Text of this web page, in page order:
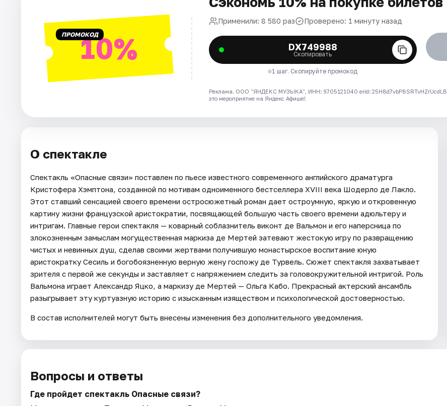
Артисты ПРОМОКОД10%
Применили: 8 580 раз Проверено: 1 минуту назад
DX749988
Скопировать
1 шаг. Скопируйте промокод
Реклама. ООО "ЯНДЕКС МУЗЫКА", ИНН: 9705121040 erid: 25H8d7vbP8SRTvHZrUcdLB
это мероприятие на Яндекс Афише!
О спектакле
Спектакль «Опасные связи» поставлен по пьесе известного современного английского драматурга
Кристофера Хэмптона, созданной по мотивам одноименного бестселлера XVIII века Шодерло де Лакло.
Этот ставший сенсацией своего времени остросюжетный роман дает остроумную, яркую и откровенную
картину жизни французской аристократии, посвящающей большую часть своего времени адюльтеру и
интригам. Главные герои спектакля — коварный соблазнитель виконт де Вальмон и его наперсница по
злокозненным замыслам могущественная маркиза де Мертей затевают жестокую игру по развращению
чистых и невинных душ, сделав своими жертвами получившую монастырское воспитание юную
аристократку Сесиль и богобоязненную верную жену госпожу де Турвель. Сюжет спектакля захватывает
зрителя с первой же секунды и заставляет с напряжением следить за головокружительной интригой. Роль
Вальмона играет Александр Яцко, а маркизу де Мертей — Ольга Кабо. Прекрасный актерский ансамбль
разыгрывает эту куртуазную историю с изысканным изяществом и психологической достоверностью.
В состав исполнителей могут быть внесены изменения без дополнительного уведомления.
Вопросы и ответы
Где пройдет спектакль Опасные связи?